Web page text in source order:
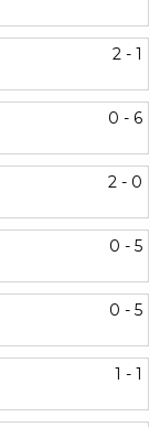
2 - 1
0 - 6
2 - 0
0 - 5
0 - 5
1 - 1